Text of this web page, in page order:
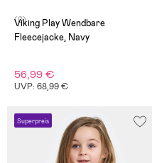
(0)
Viking Play Wendbare
Fleecejacke, Navy
56,99 €
UVP: 68,99 €
Superpreis